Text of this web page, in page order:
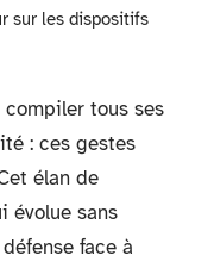
sur les dispositifs
tous ses
: ces gestes
élan de
évolue sans
face à